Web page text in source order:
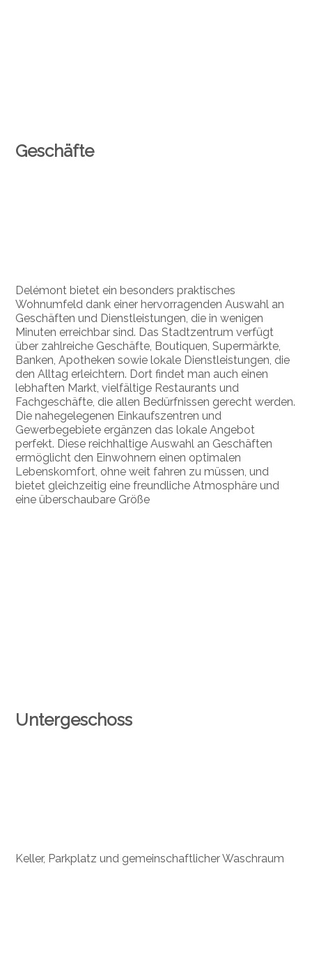
Geschäfte
Delémont bietet ein besonders praktisches
Wohnumfeld dank einer hervorragenden Auswahl an
Geschäften und Dienstleistungen, die in wenigen
Minuten erreichbar sind. Das Stadtzentrum verfügt
über zahlreiche Geschäfte, Boutiquen, Supermärkte,
Banken, Apotheken sowie lokale Dienstleistungen, die
den Alltag erleichtern. Dort findet man auch einen
lebhaften Markt, vielfältige Restaurants und
Fachgeschäfte, die allen Bedürfnissen gerecht werden.
Die nahegelegenen Einkaufszentren und
Gewerbegebiete ergänzen das lokale Angebot
perfekt. Diese reichhaltige Auswahl an Geschäften
ermöglicht den Einwohnern einen optimalen
Lebenskomfort, ohne weit fahren zu müssen, und
bietet gleichzeitig eine freundliche Atmosphäre und
eine überschaubare Größe
Untergeschoss
Keller, Parkplatz und gemeinschaftlicher Waschraum